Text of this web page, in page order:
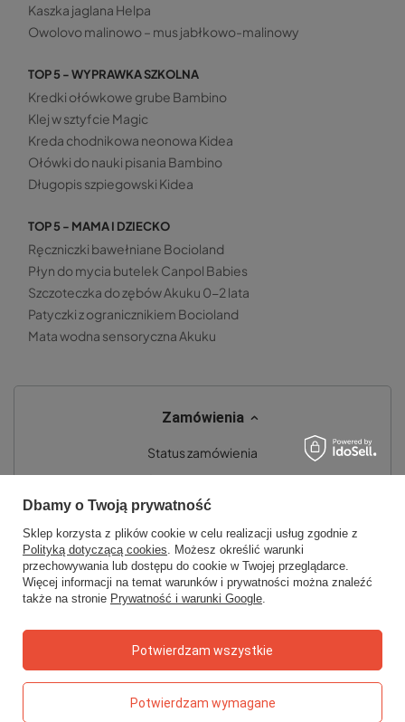
Kaszka jaglana Helpa
Owolovo malinowo – mus jabłkowo-malinowy
TOP 5 - WYPRAWKA SZKOLNA
Kredki ołówkowe grube Bambino
Klej w sztyfcie Magic
Kreda chodnikowa neonowa Kidea
Ołówki do nauki pisania Bambino
Długopis szpiegowski Kidea
TOP 5 - MAMA I DZIECKO
Ręczniczki bawełniane Bocioland
Płyn do mycia butelek Canpol Babies
Szczoteczka do zębów Akuku 0-2 lata
Patyczki z ogranicznikiem Bocioland
Mata wodna sensoryczna Akuku
Zamówienia
Status zamówienia
Chcę zareklamować produkt
Chcę zwrócić produkt
Chcę wymienić towar
Kontakt
Regulaminy
Dbamy o Twoją prywatność
Sklep korzysta z plików cookie w celu realizacji usług zgodnie z
Polityką dotyczącą cookies. Możesz określić warunki
przechowywania lub dostępu do cookie w Twojej przeglądarce.
Więcej informacji na temat warunków i prywatności można znaleźć
także na stronie Prywatność i warunki Google.
Potwierdzam wymagane
Potwierdzam wszystkie